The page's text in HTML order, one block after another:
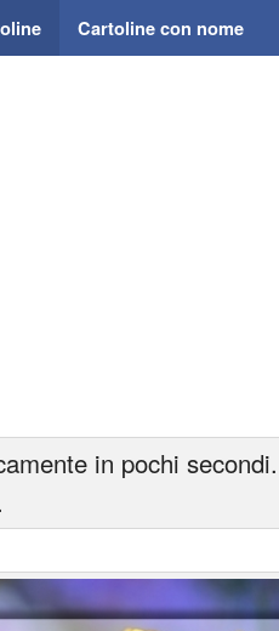
Cartoline con nome
in pochi